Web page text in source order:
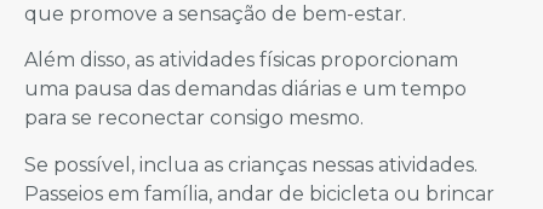
que promove a sensação de bem-estar.
Além disso, as atividades físicas proporcionam
uma pausa das demandas diárias e um tempo
para se reconectar consigo mesmo.
Se possível, inclua as crianças nessas atividades.
Passeios em família, andar de bicicleta ou brincar